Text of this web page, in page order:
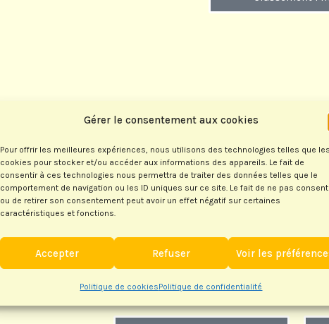
Gérer le consentement aux cookies
Pour offrir les meilleures expériences, nous utilisons des technologies telles que les
cookies pour stocker et/ou accéder aux informations des appareils. Le fait de
consentir à ces technologies nous permettra de traiter des données telles que le
comportement de navigation ou les ID uniques sur ce site. Le fait de ne pas
ou de retirer son consentement peut avoir un effet négatif sur certaines
caractéristiques et fonctions.
Accepter Refuser Voir les
Politique de cookiesPolitique de confidentialité
Classement